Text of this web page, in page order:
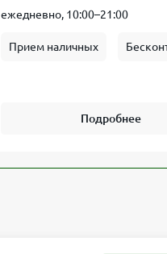
ежедневно, 10:00–21:00
Прием наличных
Подробнее